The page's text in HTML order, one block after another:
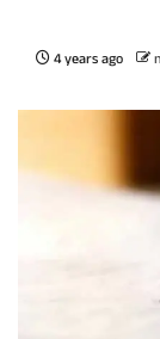
4 years ago